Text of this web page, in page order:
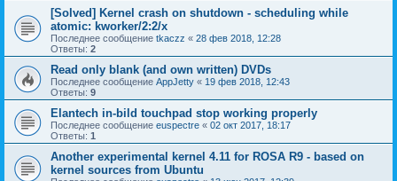
[Solved] Kernel crash on shutdown - scheduling while
atomic: kworker/2:2/x
Последнее сообщение tkaczz « 28 фев 2018, 12:28
Ответы: 2
Read only blank (and own written) DVDs
Последнее сообщение AppJetty « 19 фев 2018, 12:43
Ответы: 9
Elantech in-bild touchpad stop working properly
Последнее сообщение euspectre « 02 окт 2017, 18:17
Ответы: 1
Another experimental kernel 4.11 for ROSA R9 - based on
kernel sources from Ubuntu